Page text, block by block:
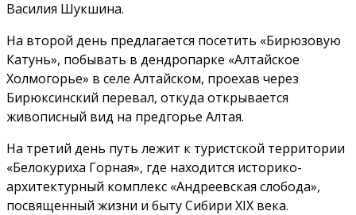
Василия Шукшина.
На второй день предлагается посетить «Бирюзовую
Катунь», побывать в дендропарке «Алтайское
Холмогорье» в селе Алтайском, проехав через
Бирюксинский перевал, откуда открывается
живописный вид на предгорье Алтая.
На третий день путь лежит к туристской территории
«Белокуриха Горная», где находится историко-
архитектурный комплекс «Андреевская слобода»,
посвященный жизни и быту Сибири XIX века.